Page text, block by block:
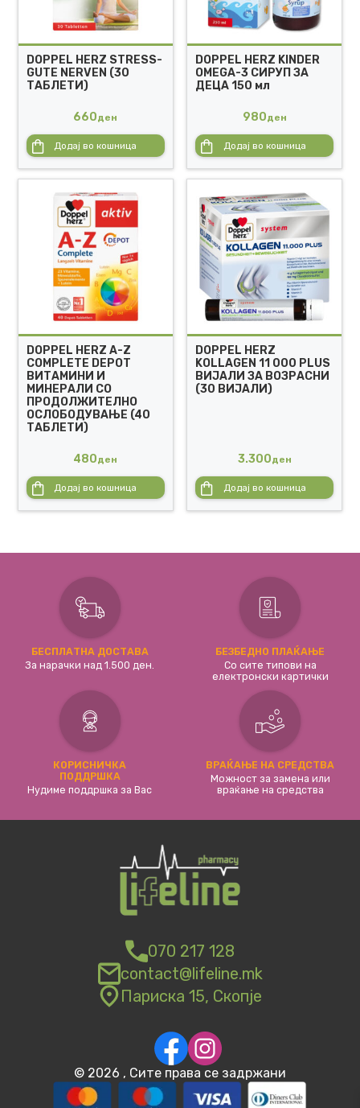
DOPPEL HERZ STRESS-
GUTE NERVEN (30
ТАБЛЕТИ)
660ден
Додај во кошница
DOPPEL HERZ KINDER
OMEGA-3 СИРУП ЗА
ДЕЦА 150 мл
980ден
Додај во кошница
DOPPEL HERZ A-Z
COMPLETE DEPOT
ВИТАМИНИ И
МИНЕРАЛИ СО
ПРОДОЛЖИТЕЛНО
ОСЛОБОДУВАЊЕ (40
ТАБЛЕТИ)
480ден
Додај во кошница
DOPPEL HERZ
KOLLAGEN 11 000 PLUS
ВИЈАЛИ ЗА ВОЗРАСНИ
(30 ВИЈАЛИ)
3.300ден
Додај во кошница
БЕСПЛАТНА ДОСТАВА
За нарачки над 1.500 ден.
БЕЗБЕДНО ПЛАЌАЊЕ
Со сите типови на
електронски картички
КОРИСНИЧКА
ПОДДРШКА
Нудиме поддршка за Вас
ВРАЌАЊЕ НА СРЕДСТВА
Можност за замена или
враќање на средства
070 217 128
contact@lifeline.mk
Париска 15, Скопје
© 2026 , Сите права се задржани